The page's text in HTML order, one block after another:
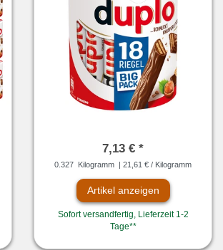
7,13 € *
0.327 Kilogramm | 21,61 € / Kilogramm
Artikel anzeigen
Sofort versandfertig, Lieferzeit 1-2
Tage**